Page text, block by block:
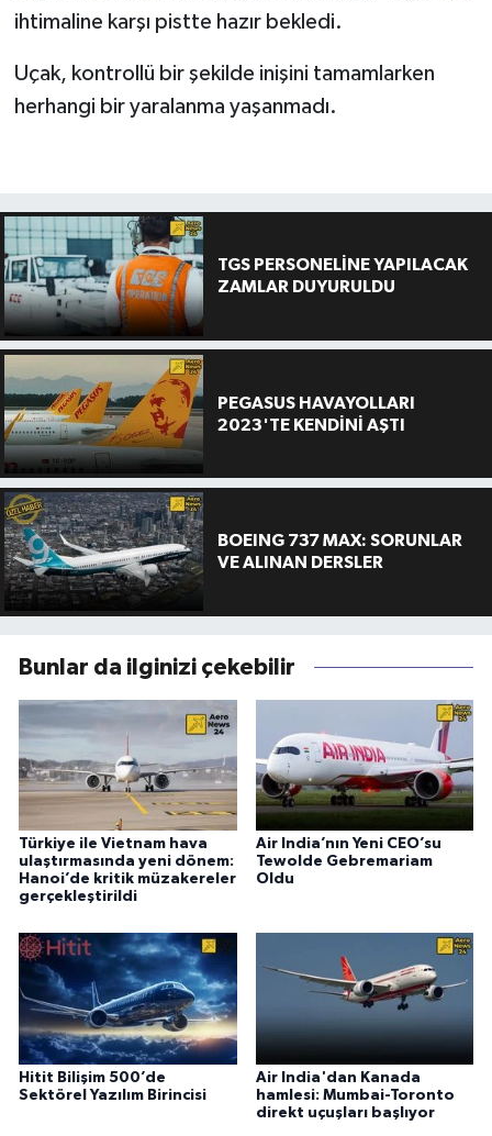
ihtimaline karşı pistte hazır bekledi.
Uçak, kontrollü bir şekilde inişini tamamlarken
herhangi bir yaralanma yaşanmadı.
TGS PERSONELİNE YAPILACAK
ZAMLAR DUYURULDU
PEGASUS HAVAYOLLARI
2023'TE KENDİNİ AŞTI
BOEING 737 MAX: SORUNLAR
VE ALINAN DERSLER
Bunlar da ilginizi çekebilir
Türkiye ile Vietnam hava
ulaştırmasında yeni dönem:
Hanoi’de kritik müzakereler
gerçekleştirildi
Air India’nın Yeni CEO’su
Tewolde Gebremariam
Oldu
Hitit Bilişim 500’de
Sektörel Yazılım Birincisi
Air India'dan Kanada
hamlesi: Mumbai-Toronto
direkt uçuşları başlıyor